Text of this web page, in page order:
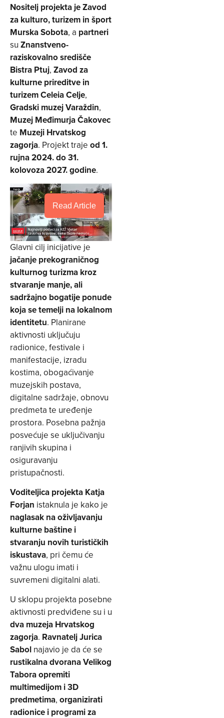
Nositelj projekta je Zavod
za kulturo, turizem in šport
Murska Sobota, a partneri
su Znanstveno-
raziskovalno središče
Bistra Ptuj, Zavod za
kulturne prireditve in
turizem Celeia Celje,
Gradski muzej Varaždin,
Muzej Međimurja Čakovec
te Muzeji Hrvatskog
zagorja. Projekt traje od 1.
rujna 2024. do 31.
kolovoza 2027. godine.
Read Article
Glavni cilj inicijative je
jačanje prekograničnog
kulturnog turizma kroz
stvaranje manje, ali
sadržajno bogatije ponude
koja se temelji na lokalnom
identitetu. Planirane
aktivnosti uključuju
radionice, festivale i
manifestacije, izradu
kostima, obogaćivanje
muzejskih postava,
digitalne sadržaje, obnovu
predmeta te uređenje
prostora. Posebna pažnja
posvećuje se uključivanju
ranjivih skupina i
osiguravanju
pristupačnosti.
Voditeljica projekta Katja
Forjan istaknula je kako je
naglasak na oživljavanju
kulturne baštine i
stvaranju novih turističkih
iskustava, pri čemu će
važnu ulogu imati i
suvremeni digitalni alati.
U sklopu projekta posebne
aktivnosti predviđene su i u
dva muzeja Hrvatskog
zagorja. Ravnatelj Jurica
Sabol najavio je da će se
rustikalna dvorana Velikog
Tabora opremiti
multimedijom i 3D
predmetima, organizirati
radionice i programi za